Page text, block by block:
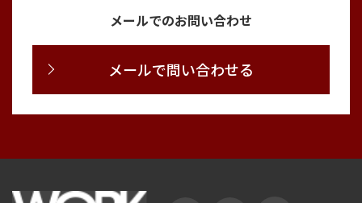
メールでのお問い合わせ
メールで問い合わせる